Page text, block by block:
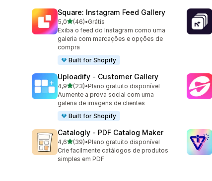
Square: Instagram Feed Gallery
5,0de 5 estrelas
(46)
46 avaliações ao todo
•Grátis
Exiba o feed do Instagram como uma
galeria com marcações e opções de
compra
Built for Shopify
Uploadify ‑ Customer Gallery
4,9de 5 estrelas
(23)
23 avaliações ao todo
•Plano gratuito disponível
Aumente a prova social com uma
galeria de imagens de clientes
Built for Shopify
Catalogly ‑ PDF Catalog Maker
4,6de 5 estrelas
(39)
39 avaliações ao todo
•Plano gratuito disponível
Crie facilmente catálogos de produtos
simples em PDF